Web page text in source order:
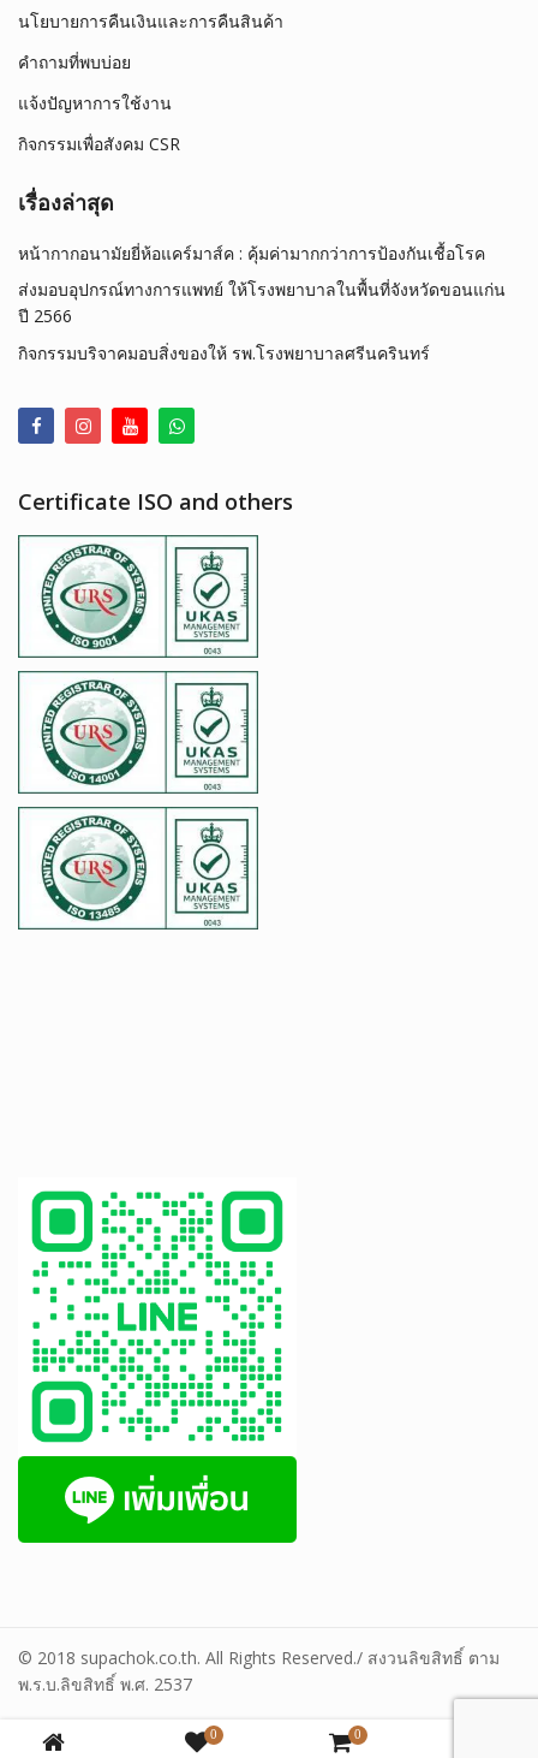
นโยบายการคืนเงินและการคืนสินค้า
คำถามที่พบบ่อย
แจ้งปัญหาการใช้งาน
กิจกรรมเพื่อสังคม CSR
เรื่องล่าสุด
หน้ากากอนามัยยี่ห้อแคร์มาส์ค : คุ้มค่ามากกว่าการป้องกันเชื้อโรค
ส่งมอบอุปกรณ์ทางการแพทย์ ให้โรงพยาบาลในพื้นที่จังหวัดขอนแก่น
ปี 2566
กิจกรรมบริจาคมอบสิ่งของให้ รพ.โรงพยาบาลศรีนครินทร์
Certificate ISO and others
© 2018 supachok.co.th. All Rights Reserved./ สงวนลิขสิทธิ์ ตาม
พ.ร.บ.ลิขสิทธิ์ พ.ศ. 2537
0 0